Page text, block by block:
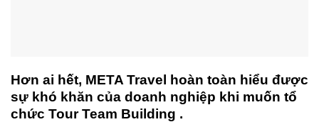
Hơn ai hết, META Travel hoàn toàn hiểu được
sự khó khăn của doanh nghiệp khi muốn tổ
chức Tour Team Building .